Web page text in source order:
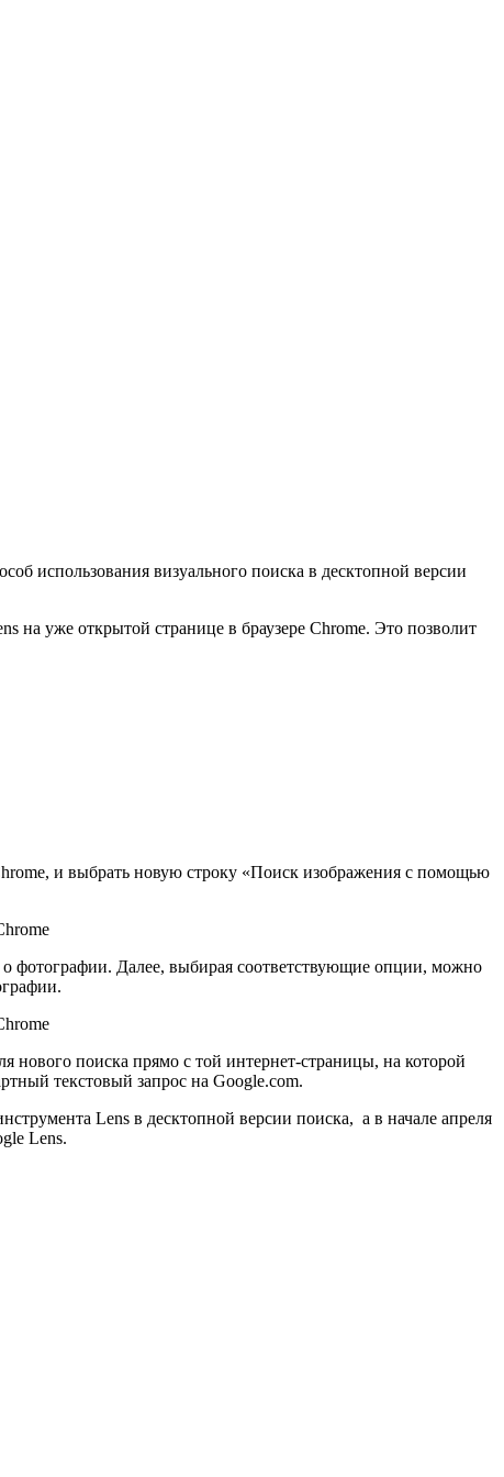
использования визуального поиска в десктопной версии
на уже открытой странице в браузере Chrome. Это позволит
и выбрать новую строку «Поиск изображения с помощью
о фотографии. Далее, выбирая соответствующие опции, можно
нового поиска прямо с той интернет-страницы, на которой
текстовый запрос на Google.com.
Lens в десктопной версии поиска, а в начале апреля
Lens.